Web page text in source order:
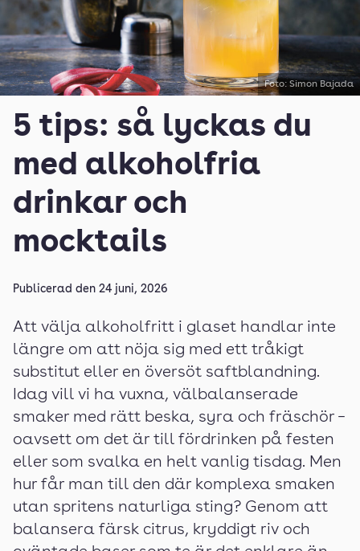
Foto: Simon Bajada
5 tips: så lyckas du
med alkoholfria
drinkar och
mocktails
Publicerad den 24 juni, 2026
Att välja alkoholfritt i glaset handlar inte
längre om att nöja sig med ett tråkigt
substitut eller en översöt saftblandning.
Idag vill vi ha vuxna, välbalanserade
smaker med rätt beska, syra och fräschör –
oavsett om det är till fördrinken på festen
eller som svalka en helt vanlig tisdag. Men
hur får man till den där komplexa smaken
utan spritens naturliga sting? Genom att
balansera färsk citrus, kryddigt riv och